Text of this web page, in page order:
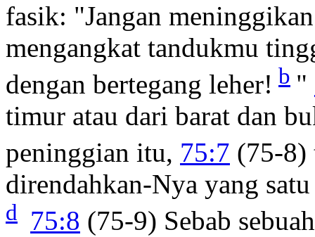
fasik: "Jangan
mengangkat tandukmu
dengan bertegang leher! b "
timur atau dari barat dan
peninggian itu, 75:7 (75-8)
direndahkan-Nya yang
d 75:8 (75-9) Sebab